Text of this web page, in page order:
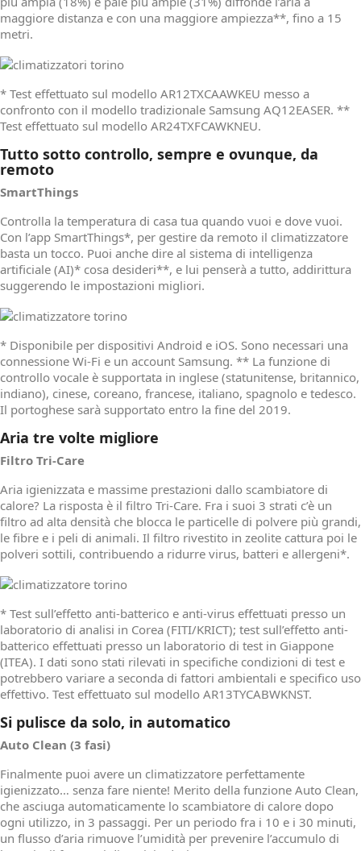
maggiore distanza e con una maggiore ampiezza**, fino a 15
metri.
* Test effettuato sul modello AR12TXCAAWKEU messo a
confronto con il modello tradizionale Samsung AQ12EASER. **
Test effettuato sul modello AR24TXFCAWKNEU.
Tutto sotto controllo, sempre e ovunque, da
remoto
SmartThings
Controlla la temperatura di casa tua quando vuoi e dove vuoi.
Con l’app SmartThings*, per gestire da remoto il climatizzatore
basta un tocco. Puoi anche dire al sistema di intelligenza
artificiale (AI)* cosa desideri**, e lui penserà a tutto, addirittura
suggerendo le impostazioni migliori.
* Disponibile per dispositivi Android e iOS. Sono necessari una
connessione Wi-Fi e un account Samsung. ** La funzione di
controllo vocale è supportata in inglese (statunitense, britannico,
indiano), cinese, coreano, francese, italiano, spagnolo e tedesco.
Il portoghese sarà supportato entro la fine del 2019.
Aria tre volte migliore
Filtro Tri-Care
Aria igienizzata e massime prestazioni dallo scambiatore di
calore? La risposta è il filtro Tri-Care. Fra i suoi 3 strati c’è un
filtro ad alta densità che blocca le particelle di polvere più grandi,
le fibre e i peli di animali. Il filtro rivestito in zeolite cattura poi le
polveri sottili, contribuendo a ridurre virus, batteri e allergeni*.
* Test sull’effetto anti-batterico e anti-virus effettuati presso un
laboratorio di analisi in Corea (FITI/KRICT); test sull’effetto anti-
batterico effettuati presso un laboratorio di test in Giappone
(ITEA). I dati sono stati rilevati in specifiche condizioni di test e
potrebbero variare a seconda di fattori ambientali e specifico uso
effettivo. Test effettuato sul modello AR13TYCABWKNST.
Si pulisce da solo, in automatico
Auto Clean (3 fasi)
Finalmente puoi avere un climatizzatore perfettamente
igienizzato… senza fare niente! Merito della funzione Auto Clean,
che asciuga automaticamente lo scambiatore di calore dopo
ogni utilizzo, in 3 passaggi. Per un periodo fra i 10 e i 30 minuti,
un flusso d’aria rimuove l’umidità per prevenire l’accumulo di